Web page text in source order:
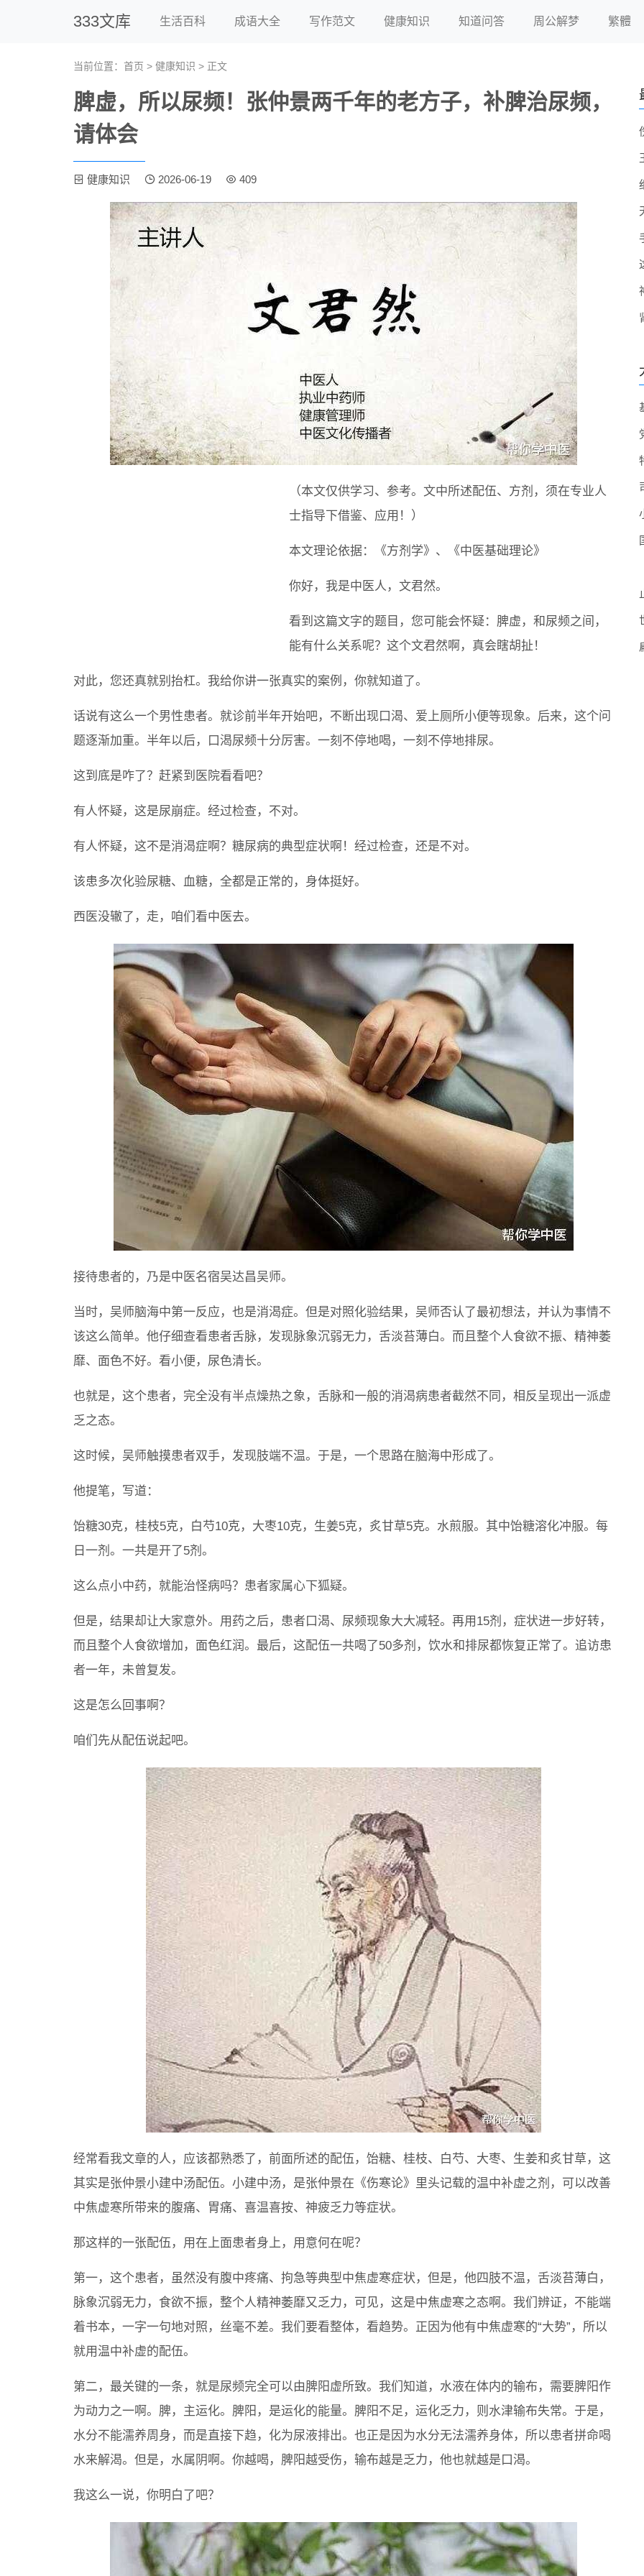
333文库 生活百科 成语大全 写作范文 健康知识 知道问答 周公解梦 繁體
当前位置： 首页 > 健康知识 > 正文
脾虚，所以尿频！张仲景两千年的老方子，补脾治尿频，
请体会
健康知识 2026-06-19 409
（本文仅供学习、参考。文中所述配伍、方剂，须在专业人
士指导下借鉴、应用！）
本文理论依据：《方剂学》、《中医基础理论》
你好，我是中医人，文君然。
看到这篇文字的题目，您可能会怀疑：脾虚，和尿频之间，
能有什么关系呢？这个文君然啊，真会瞎胡扯！
对此，您还真就别抬杠。我给你讲一张真实的案例，你就知道了。
话说有这么一个男性患者。就诊前半年开始吧，不断出现口渴、爱上厕所小便等现象。后来，这个问
题逐渐加重。半年以后，口渴尿频十分厉害。一刻不停地喝，一刻不停地排尿。
这到底是咋了？赶紧到医院看看吧？
有人怀疑，这是尿崩症。经过检查，不对。
有人怀疑，这不是消渴症啊？糖尿病的典型症状啊！经过检查，还是不对。
该患多次化验尿糖、血糖，全都是正常的，身体挺好。
西医没辙了，走，咱们看中医去。
接待患者的，乃是中医名宿吴达昌吴师。
当时，吴师脑海中第一反应，也是消渴症。但是对照化验结果，吴师否认了最初想法，并认为事情不
该这么简单。他仔细查看患者舌脉，发现脉象沉弱无力，舌淡苔薄白。而且整个人食欲不振、精神萎
靡、面色不好。看小便，尿色清长。
也就是，这个患者，完全没有半点燥热之象，舌脉和一般的消渴病患者截然不同，相反呈现出一派虚
乏之态。
这时候，吴师触摸患者双手，发现肢端不温。于是，一个思路在脑海中形成了。
他提笔，写道：
饴糖30克，桂枝5克，白芍10克，大枣10克，生姜5克，炙甘草5克。水煎服。其中饴糖溶化冲服。每
日一剂。一共是开了5剂。
这么点小中药，就能治怪病吗？患者家属心下狐疑。
但是，结果却让大家意外。用药之后，患者口渴、尿频现象大大减轻。再用15剂，症状进一步好转，
而且整个人食欲增加，面色红润。最后，这配伍一共喝了50多剂，饮水和排尿都恢复正常了。追访患
者一年，未曾复发。
这是怎么回事啊？
咱们先从配伍说起吧。
经常看我文章的人，应该都熟悉了，前面所述的配伍，饴糖、桂枝、白芍、大枣、生姜和炙甘草，这
其实是张仲景小建中汤配伍。小建中汤，是张仲景在《伤寒论》里头记载的温中补虚之剂，可以改善
中焦虚寒所带来的腹痛、胃痛、喜温喜按、神疲乏力等症状。
那这样的一张配伍，用在上面患者身上，用意何在呢？
第一，这个患者，虽然没有腹中疼痛、拘急等典型中焦虚寒症状，但是，他四肢不温，舌淡苔薄白，
脉象沉弱无力，食欲不振，整个人精神萎靡又乏力，可见，这是中焦虚寒之态啊。我们辨证，不能端
着书本，一字一句地对照，丝毫不差。我们要看整体，看趋势。正因为他有中焦虚寒的“大势”，所以
就用温中补虚的配伍。
第二，最关键的一条，就是尿频完全可以由脾阳虚所致。我们知道，水液在体内的输布，需要脾阳作
为动力之一啊。脾，主运化。脾阳，是运化的能量。脾阳不足，运化乏力，则水津输布失常。于是，
水分不能濡养周身，而是直接下趋，化为尿液排出。也正是因为水分无法濡养身体，所以患者拼命喝
水来解渴。但是，水属阴啊。你越喝，脾阳越受伤，输布越是乏力，他也就越是口渴。
我这么一说，你明白了吧？